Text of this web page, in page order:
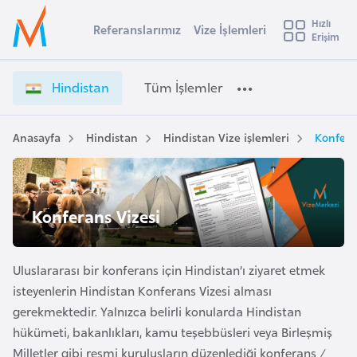
Ülke Seçimi
Başvuru yapmak istediğiniz ülkeyi seçin
Üye
Girişi
i
d
i
t
a
n
V
i
z
e
İ
ş
e
e
t
i
Referanslarımız Vize İşlemleri
Hızlı
Erişim
Hindistan Tüm İşlemler
Anasayfa Hindistan Hindistan Vize işlemleri
Konferans Vizesi
Uluslararası bir konferans için Hindistan’ı ziyaret etmek
isteyenlerin Hindistan Konferans Vizesi alması
gerekmektedir. Yalnızca belirli konularda Hindistan
hükümeti, bakanlıkları, kamu teşebbüsleri veya Birleşmiş
Milletler gibi resmi kuruluşların düzenlediği konferans /
s
t
r
a
A
v
t
u
r
y